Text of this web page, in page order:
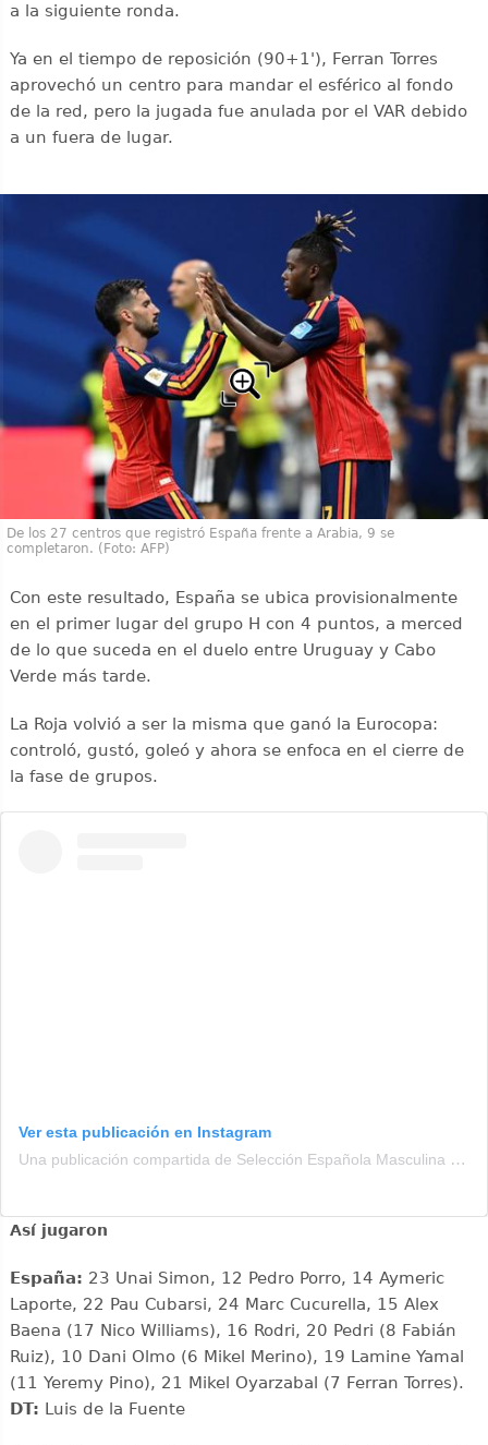
a la siguiente ronda.
Ya en el tiempo de reposición (90+1'), Ferran Torres
aprovechó un centro para mandar el esférico al fondo
de la red, pero la jugada fue anulada por el VAR debido
a un fuera de lugar.
De los 27 centros que registró España frente a Arabia, 9 se
completaron. (Foto: AFP)
Con este resultado, España se ubica provisionalmente
en el primer lugar del grupo H con 4 puntos, a merced
de lo que suceda en el duelo entre Uruguay y Cabo
Verde más tarde.
La Roja volvió a ser la misma que ganó la Eurocopa:
controló, gustó, goleó y ahora se enfoca en el cierre de
la fase de grupos.
Ver esta publicación en Instagram
Una publicación compartida de Selección Española Masculina de Fútbol (@sefutbol)
Así jugaron
España: 23 Unai Simon, 12 Pedro Porro, 14 Aymeric
Laporte, 22 Pau Cubarsi, 24 Marc Cucurella, 15 Alex
Baena (17 Nico Williams), 16 Rodri, 20 Pedri (8 Fabián
Ruiz), 10 Dani Olmo (6 Mikel Merino), 19 Lamine Yamal
(11 Yeremy Pino), 21 Mikel Oyarzabal (7 Ferran Torres).
DT: Luis de la Fuente